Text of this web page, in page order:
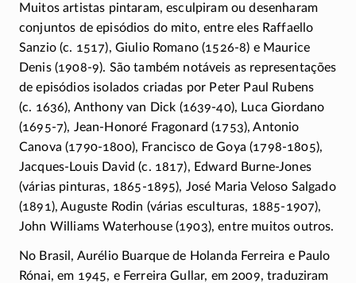
Muitos artistas pintaram, esculpiram ou desenharam
conjuntos de episódios do mito, entre eles Raffaello
Sanzio(c. 1517), Giulio Romano (1526-8) e Maurice
Denis (1908-9). São também notáveis as representações
de episódios isolados criadas por Peter Paul Rubens
(c. 1636), Anthony van Dick (1639-40), Luca Giordano
(1695-7), Jean-Honoré Fragonard (1753), Antonio
Canova(1790-1800), Francisco de Goya(1798-1805),
Jacques-Louis David(c. 1817), Edward Burne-Jones
(várias pinturas, 1865-1895), José Maria Veloso Salgado
(1891), Auguste Rodin (várias esculturas, 1885-1907),
John Williams Waterhouse (1903), entre muitos outros.
No Brasil, Aurélio Buarque de Holanda Ferreira e Paulo
Rónai, em 1945, e Ferreira Gullar, em 2009, traduziram